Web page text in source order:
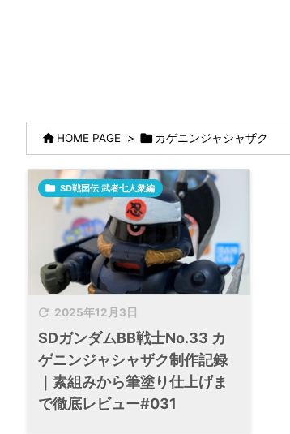
 HOME PAGE > カゲニンジャシャザク
 2025年12月3日
 SD戦国伝 武者七人衆編
SDガンダムBB戦士No.33 カ
ゲニンジャシャザク制作記録
｜素組みから筆塗り仕上げま
で徹底レビュー#031